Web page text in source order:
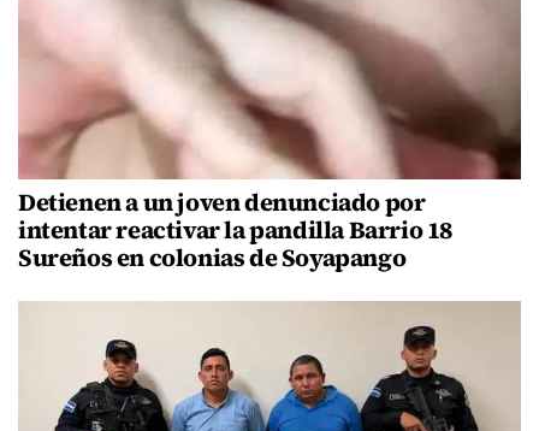
Detienen a un joven denunciado por
intentar reactivar la pandilla Barrio 18
Sureños en colonias de Soyapango